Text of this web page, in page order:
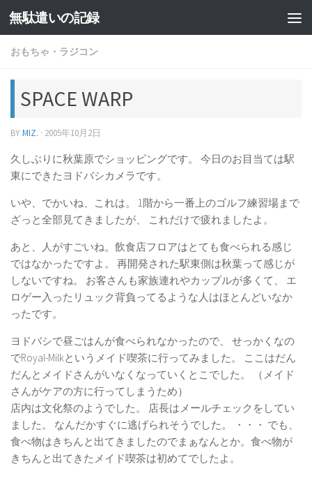
コンテンツへスキップ
無駄遣いの記録
おもちゃ・ラジコン
SPACE WARP
BYMIZ. · 2005年10月2日
久しぶりに秋葉原でショッピングです。 今日のお目当ては駅
東にできたヨドバシカメラです。
いや、でかいね、これは。 1階から一番上のゴルフ練習場まで
ざっと全部見てきましたが、 これだけで疲れましたよ。
あと、人がすごいね。飲食店フロアはとても食べられる感じ
ではなかったですよ。 再開発された駅東側は秋葉って感じが
しないですね。 お客さんも家族連れやカップルが多くて、 エ
ロゲー入ったリュック背負ってるような人はほとんどいなか
ったです。
ヨドバシで昼ごはんが食べられなかったので、 せっかくなの
でRoyal-Milkというメイド喫茶に行ってみました。 ここはだん
だんとメイドさんがいなくなっていくとこでした。 （メイド
さんがケアの方に行ってしまうため）
店内は文化祭のようでした。 店長はメールチェックをしてい
ました。 なんだかすぐに逃げられそうでした。 ・・・ でも、
食べ物はきちんと出てきましたのでまぁなんとか。食べ物が
きちんと出てきたメイド喫茶は初めてでしたよ。